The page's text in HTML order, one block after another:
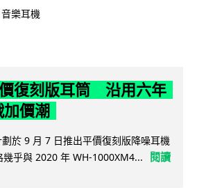
音樂耳機
復刻版耳筒 沿用六年
價潮
於 9 月 7 日推出平價復刻版降噪耳機
乎與 2020 年 WH-1000XM4...
閱讀